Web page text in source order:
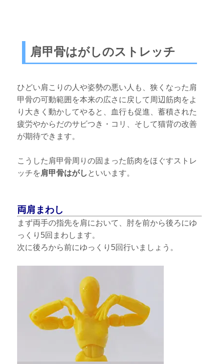
肩甲骨はがしのストレッチ
ひどい肩こりの人や姿勢の悪い人も、狭くなった肩
甲骨の可動範囲を本来の広さに戻して周辺筋肉をよ
り大きく動かしてやると、血行も促進、蓄積された
疲労やからだのサビつき・コリ、そして猫背の改善
が期待できます。
こうした肩甲骨周りの固まった筋肉をほぐすストレ
ッチを 肩甲骨はがし といいます。
両肩まわし
まず両手の指先を肩において、肘を前から後ろにゆ
っくり5回まわします。
次に後ろから前にゆっくり5回行いましょう。